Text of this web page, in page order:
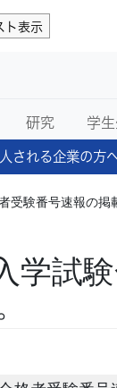
ト表示
研究 学
される企業の方
験番号速報の掲
試験